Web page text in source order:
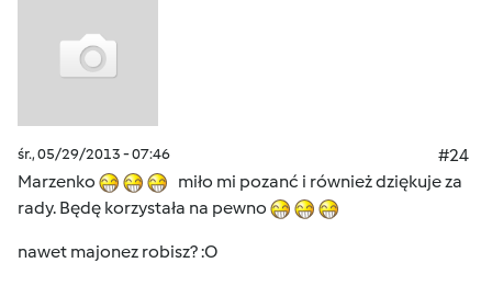
śr., 05/29/2013 - 07:46
#24
Marzenko
miło mi pozanć i również dziękuje za
rady. Będę korzystała na pewno
nawet majonez robisz? :O